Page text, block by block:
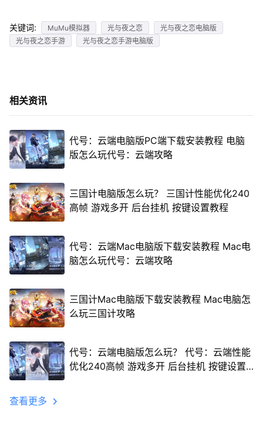
关键词: MuMu模拟器 光与夜之恋
光与夜之恋电脑版
光与夜之恋手游
光与夜之恋手游电脑版
相关资讯
代号：云端电脑版PC端下载安装教程 电脑
版怎么玩代号：云端攻略
三国计电脑版怎么玩？ 三国计性能优化240
高帧 游戏多开 后台挂机 按键设置教程
代号：云端Mac电脑版下载安装教程 Mac电
脑怎么玩代号：云端攻略
三国计Mac电脑版下载安装教程 Mac电脑怎
么玩三国计攻略
代号：云端电脑版怎么玩？ 代号：云端性能
优化240高帧 游戏多开 后台挂机 按键设置
查看更多